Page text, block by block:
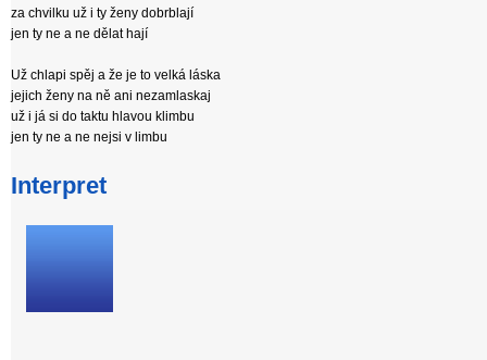
za chvilku už i ty ženy dobrblají
jen ty ne a ne dělat hají
Už chlapi spěj a že je to velká láska
jejich ženy na ně ani nezamlaskaj
už i já si do taktu hlavou klimbu
jen ty ne a ne nejsi v limbu
Interpret